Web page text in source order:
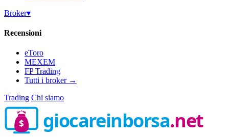
Broker▾
Recensioni
eToro
MEXEM
FP Trading
Tutti i broker →
Trading Chi siamo
$ giocareinborsa.net